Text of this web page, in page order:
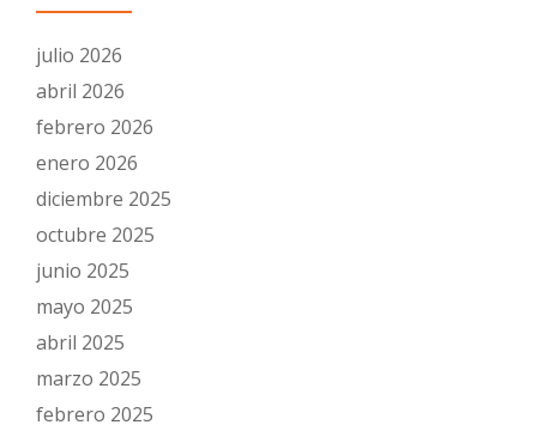
julio 2026
abril 2026
febrero 2026
enero 2026
diciembre 2025
octubre 2025
junio 2025
mayo 2025
abril 2025
marzo 2025
febrero 2025